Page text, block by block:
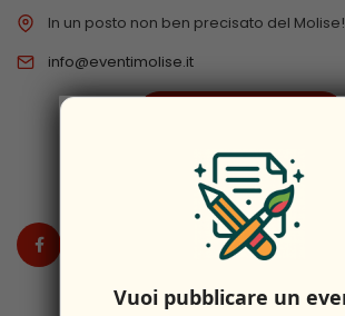
In un posto non ben precisato del Molise!
info@eventimolise.it
DISCLAIMER
Vuoi pubblicare un